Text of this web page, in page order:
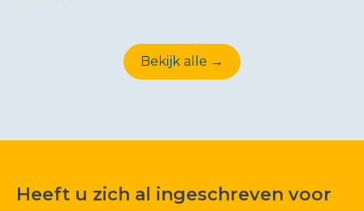
Bekijk alle →
Heeft u zich al ingeschreven voor